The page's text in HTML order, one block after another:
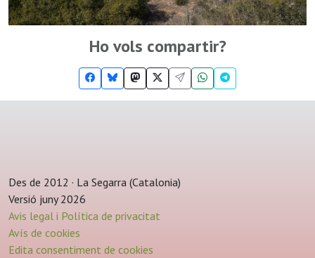
Ho vols compartir?
Des de 2012 · La Segarra (Catalonia)
Versió juny 2026
Avis legal i Política de privacitat
Avís de cookies
Edita consentiment de cookies